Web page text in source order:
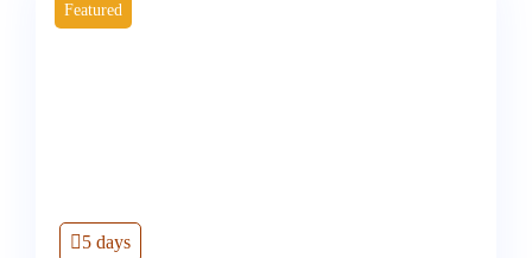
Featured
5 days